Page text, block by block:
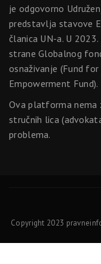
je odgovorno
predstavlja stavove
članica UN-a. U
strane Globalnog
osnaživanje (Fund
Empowerment Fund).
Ova platforma nema
stručnih lica
problema.
Copyright 2023